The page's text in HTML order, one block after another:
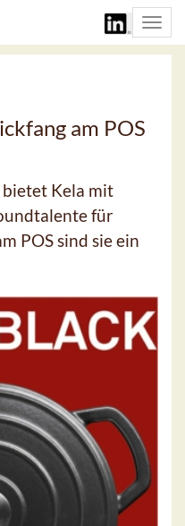
am POS
Kela mit
für
POS sind sie ein